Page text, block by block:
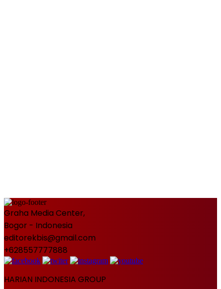
Graha Media Center,
Bogor - Indonesia
editorekbis@gmail.com
+628557777888
HARIAN INDONESIA GROUP